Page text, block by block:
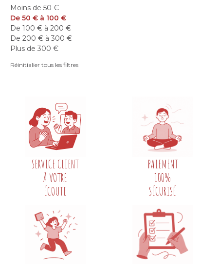
Moins de 50 €
De 50 € à 100 €
De 100 € à 200 €
De 200 € à 300 €
Plus de 300 €
Réinitialier tous les filtres
SERVICE CLIENT
À VOTRE
ÉCOUTE
PAIEMENT
100%
SÉCURISÉ